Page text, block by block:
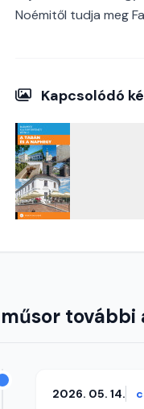
Noémitől tudja meg
Kapcsolódó
további
2026. 05. 14.